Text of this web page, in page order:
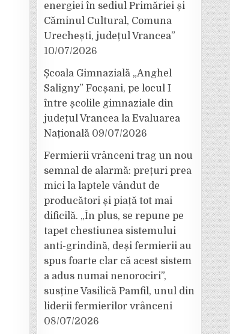
energiei în sediul Primăriei și
Căminul Cultural, Comuna
Urechești, județul Vrancea”
10/07/2026
Școala Gimnazială „Anghel
Saligny” Focșani, pe locul I
între școlile gimnaziale din
județul Vrancea la Evaluarea
Națională 09/07/2026
Fermierii vrânceni trag un nou
semnal de alarmă: prețuri prea
mici la laptele vândut de
producători și piață tot mai
dificilă. „În plus, se repune pe
tapet chestiunea sistemului
anti-grindină, deși fermierii au
spus foarte clar că acest sistem
a adus numai nenorociri”,
susține Vasilică Pamfil, unul din
liderii fermierilor vrânceni
08/07/2026